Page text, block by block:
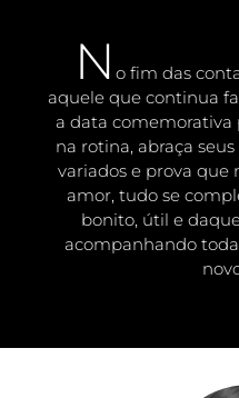
N o fim das
aquele que continua
a data comemorativa
na rotina, abraça
variados e prova que
amor, tudo se
bonito, útil e
acompanhando